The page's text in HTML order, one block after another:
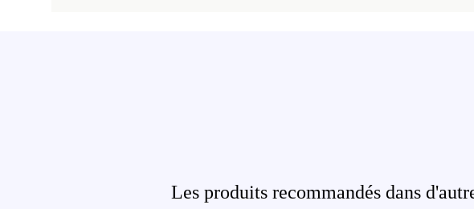
Les produits recommandés dans